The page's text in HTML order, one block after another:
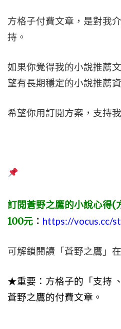
方格子付費文章，是對我
持。
如果你覺得我的小說推薦
望有長期穩定的小說推薦
希望你用訂閱方案，支持
訂閱蒼野之鷹的小說心得(
100元 ： https://vocus.cc/
可解鎖閱讀「蒼野之鷹」
★重要：方格子的「支持
蒼野之鷹的付費文章。